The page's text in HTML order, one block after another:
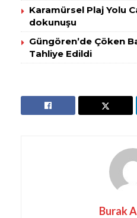
Karamürsel Plaj Yolu
dokunuşu
Güngören’de Çöken
Tahliye Edildi
Burak